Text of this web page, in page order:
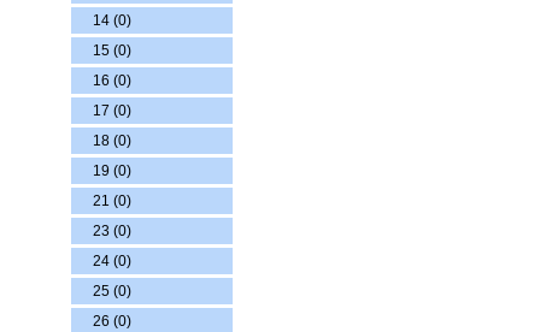
14 (0)
15 (0)
16 (0)
17 (0)
18 (0)
19 (0)
21 (0)
23 (0)
24 (0)
25 (0)
26 (0)